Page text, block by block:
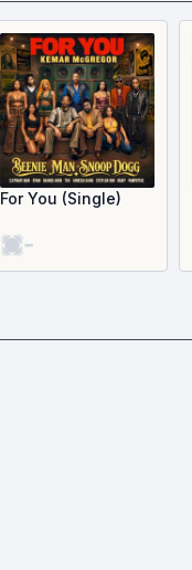
For You (Single)
-